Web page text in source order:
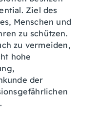
Ziel des
Menschen und
zu schützen.
zu vermeiden,
hohe
der